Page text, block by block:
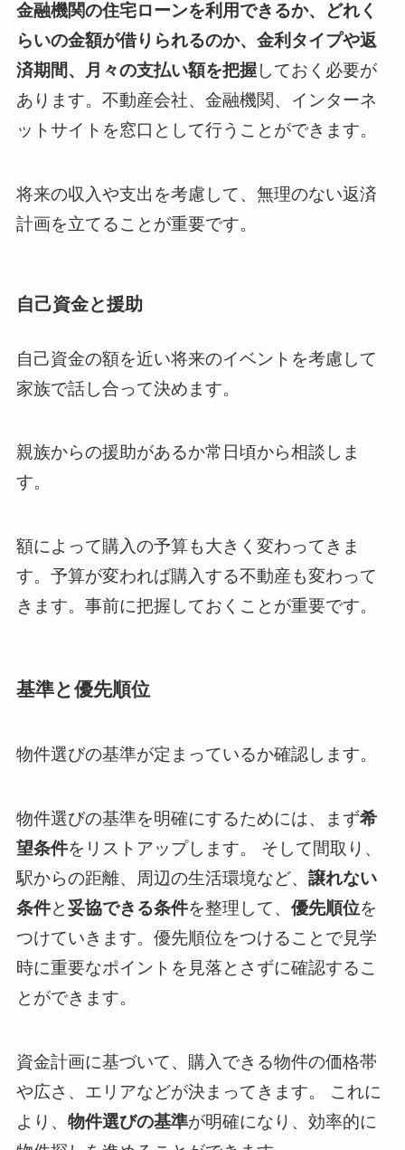
金融機関の住宅ローンを利用できるか、どれく
らいの金額が借りられるのか、金利タイプや返
済期間、月々の支払い額を把握しておく必要が
あります。不動産会社、金融機関、インターネ
ットサイトを窓口として行うことができます。
将来の収入や支出を考慮して、無理のない返済
計画を立てることが重要です。
自己資金と援助
自己資金の額を近い将来のイベントを考慮して
家族で話し合って決めます。
親族からの援助があるか常日頃から相談しま
す。
額によって購入の予算も大きく変わってきま
す。予算が変われば購入する不動産も変わって
きます。事前に把握しておくことが重要です。
基準と優先順位
物件選びの基準が定まっているか確認します。
物件選びの基準を明確にするためには、まず希
望条件をリストアップします。 そして間取り、
駅からの距離、周辺の生活環境など、 譲れない
条件と妥協できる条件を整理して、 優先順位を
つけていきます。優先順位をつけることで見学
時に重要なポイントを見落とさずに確認するこ
とができます。
資金計画に基づいて、購入できる物件の価格帯
や広さ、エリアなどが決まってきます。 これに
より、 物件選びの基準が明確になり、効率的に